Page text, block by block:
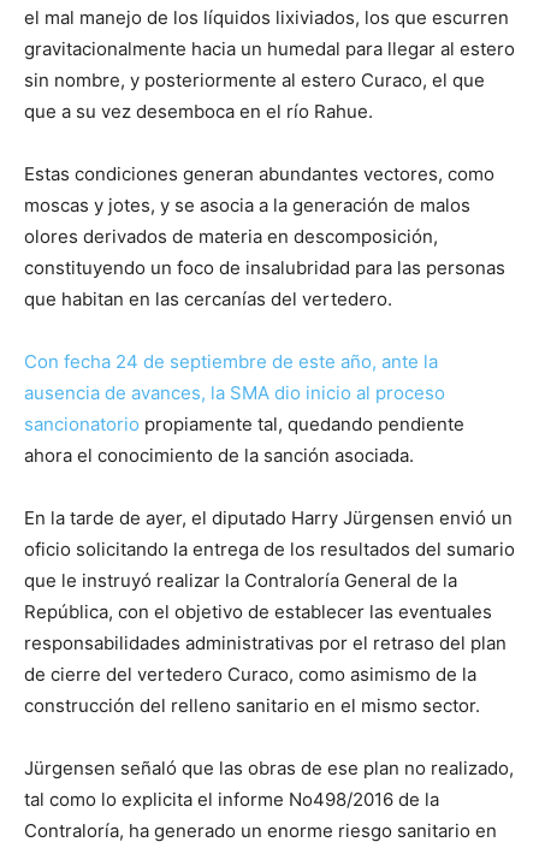
el mal manejo de los líquidos lixiviados, los que escurren
gravitacionalmente hacia un humedal para llegar al estero
sin nombre, y posteriormente al estero Curaco, el que
que a su vez desemboca en el río Rahue.
Estas condiciones generan abundantes vectores, como
moscas y jotes, y se asocia a la generación de malos
olores derivados de materia en descomposición,
constituyendo un foco de insalubridad para las personas
que habitan en las cercanías del vertedero.
Con fecha 24 de septiembre de este año, ante la
ausencia de avances, la SMA dio inicio al proceso
sancionatorio propiamente tal, quedando pendiente
ahora el conocimiento de la sanción asociada.
En la tarde de ayer, el diputado Harry Jürgensen envió un
oficio solicitando la entrega de los resultados del sumario
que le instruyó realizar la Contraloría General de la
República, con el objetivo de establecer las eventuales
responsabilidades administrativas por el retraso del plan
de cierre del vertedero Curaco, como asimismo de la
construcción del relleno sanitario en el mismo sector.
Jürgensen señaló que las obras de ese plan no realizado,
tal como lo explicita el informe No498/2016 de la
Contraloría, ha generado un enorme riesgo sanitario en